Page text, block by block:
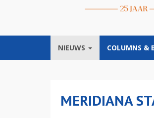
NIEUWS COLUMNS &
MERIDIANA